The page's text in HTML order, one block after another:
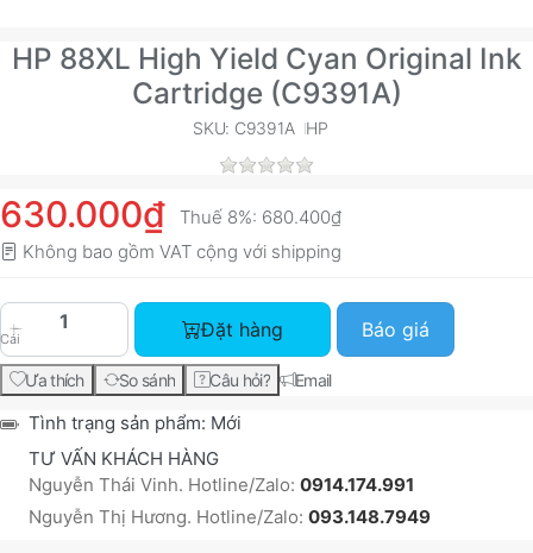
HP 88XL High Yield Cyan Original Ink
Cartridge (C9391A)
SKU: C9391A HP
630.000₫ Thuế 8%: 680.400₫
Không bao gồm VAT cộng với shipping
Cái
HP 88XL High Yield Cyan Original Ink
Đặt hàng Báo giá
Ưa thích So sánh Câu hỏi? Email
Tình trạng sản phẩm: Mới
TƯ VẤN KHÁCH HÀNG
Nguyễn Thái Vinh. Hotline/Zalo: 0914.174.991
Nguyễn Thị Hương. Hotline/Zalo: 093.148.7949